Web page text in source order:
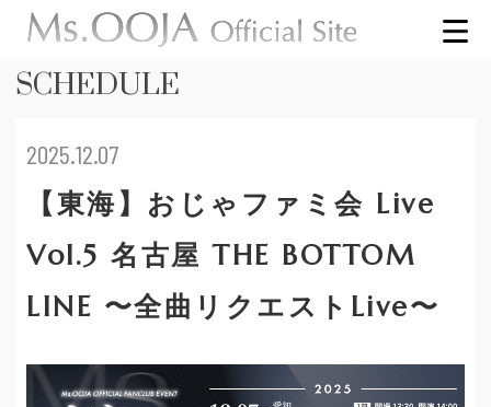
SCHEDULE
2025.12.07
【東海】おじゃファミ会 Live
Vol.5 名古屋 THE BOTTOM
LINE 〜全曲リクエストLive〜